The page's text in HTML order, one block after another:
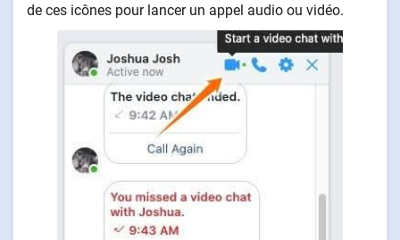
de ces icônes pour lancer un appel audio ou vidéo.